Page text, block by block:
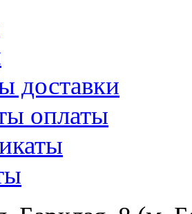
доставки
оплаты